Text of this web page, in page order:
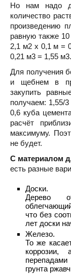
Но нам надо
количество
произведению
равную также
2,1 м2 х 0,1 м =
0,21 м3 = 1,55 м3.
Для получения
и щебнем в
закупить
получаем: 1,55/
0,6 куба
расчёт
максимуму.
не будет.
С материалом
есть разные
Доски.
Дерево
что без
лет доски
Железо.
То же
грунта